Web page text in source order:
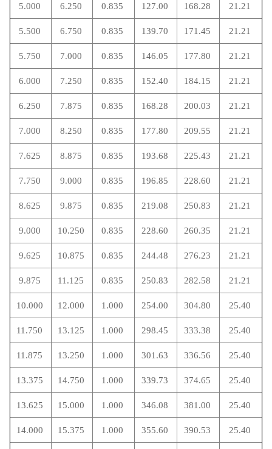
5.000 6.250 0.835 127.00 168.28 21.21
5.500 6.750 0.835 139.70 171.45 21.21
5.750 7.000 0.835 146.05 177.80 21.21
6.000 7.250 0.835 152.40 184.15 21.21
6.250 7.875 0.835 168.28 200.03 21.21
7.000 8.250 0.835 177.80 209.55 21.21
7.625 8.875 0.835 193.68 225.43 21.21
7.750 9.000 0.835 196.85 228.60 21.21
8.625 9.875 0.835 219.08 250.83 21.21
9.000 10.250 0.835 228.60 260.35 21.21
9.625 10.875 0.835 244.48 276.23 21.21
9.875 11.125 0.835 250.83 282.58 21.21
10.000 12.000 1.000 254.00 304.80 25.40
11.750 13.125 1.000 298.45 333.38 25.40
11.875 13.250 1.000 301.63 336.56 25.40
13.375 14.750 1.000 339.73 374.65 25.40
13.625 15.000 1.000 346.08 381.00 25.40
14.000 15.375 1.000 355.60 390.53 25.40